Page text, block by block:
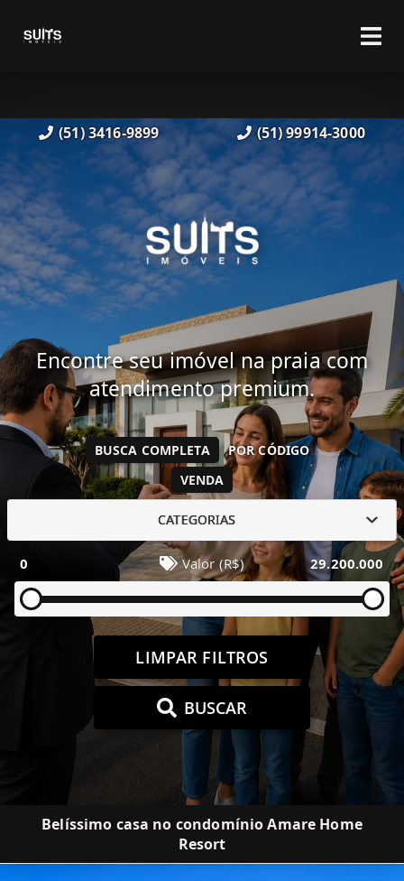
(51) 3416-9899 (51) 99914-3000
Encontre seu imóvel na praia com
atendimento premium.
VENDA
BUSCA COMPLETA POR CÓDIGO
CATEGORIAS
0 Valor (R$) 29.200.000
LIMPAR FILTROS
BUSCAR
Belíssimo casa no condomínio Amare Home
Resort